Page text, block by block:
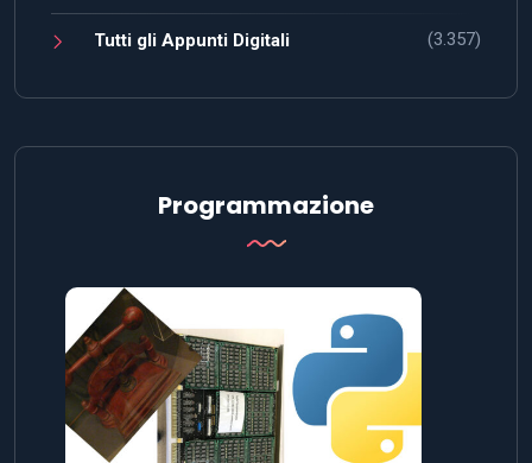
Tutti gli Appunti Digitali (3.357)
Programmazione